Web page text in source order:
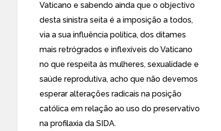
Vaticano e sabendo ainda que o objectivo
desta sinistra seita é a imposição a todos,
via a sua influência política, dos ditames
mais retrógrados e inflexíveis do Vaticano
no que respeita às mulheres, sexualidade e
saúde reprodutiva, acho que não devemos
esperar alterações radicais na posição
católica em relação ao uso do preservativo
na profilaxia da SIDA.